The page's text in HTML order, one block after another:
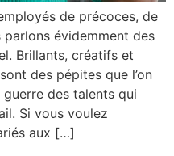
de précoces, de
évidemment des
Brillants, créatifs et
des pépites que l’on
guerre des talents qui
Si vous voulez
aux […]